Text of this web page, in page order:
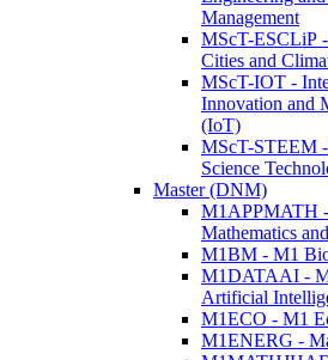
Management
MScT-ESCLiP
Cities and
MScT-IOT -
Innovation and
(IoT)
MScT-STEEM
Science
Master (DNM)
M1APPMATH
Mathematics
M1BM - M1
M1DATAAI -
Artificial
M1ECO - M1
M1ENERG -